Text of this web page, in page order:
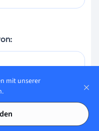
Erfahrung in
Lernalgorithmen und
mit unserer